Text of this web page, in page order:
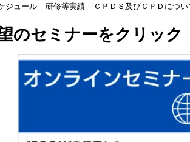
ジュール 研修等実績 ＣＰＤＳ及びＣＰＤにつ
のセミナーをクリック